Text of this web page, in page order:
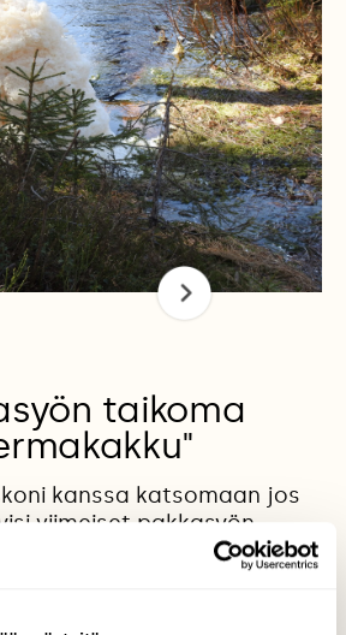
taikoma
kanssa katsomaan jos
viimeiset pakkasyön
jonkun metsätien
lumilta. Molempien silmät